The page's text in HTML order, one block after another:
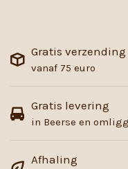
Gratis verzending
vanaf 75 euro
Gratis levering
in Beerse en
Afhaling